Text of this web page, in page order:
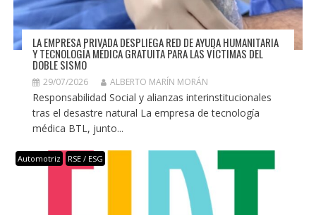
LA EMPRESA PRIVADA DESPLIEGA RED DE AYUDA HUMANITARIA
Y TECNOLOGÍA MÉDICA GRATUITA PARA LAS VÍCTIMAS DEL
DOBLE SISMO
29/07/2026 ALBERTO MARÍN MORÁN
Responsabilidad Social y alianzas interinstitucionales
tras el desastre natural La empresa de tecnología
médica BTL, junto...
Automotriz RSE / ESG